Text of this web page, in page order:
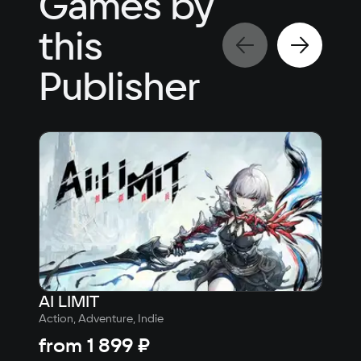
this
Publisher
AI LIMIT
Action, Adventure, Indie
from 1 899 ₽